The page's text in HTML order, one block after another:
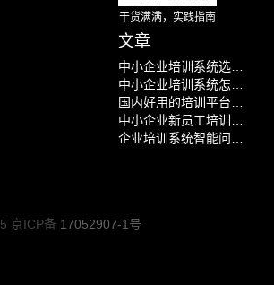
干货满满，实践指南
文章
中小企业培训系统选型避坑指南：别花冤枉钱
中小企业培训系统怎么选？低成本AI学习平台推荐
国内好用的培训平台推荐：中小企业AI学习系统实测对比
中小企业新员工培训怎么做？AI入职培训系统选型
企业培训系统智能问答：中小企业怎么选AI学习平台
京ICP备 17052907-1号